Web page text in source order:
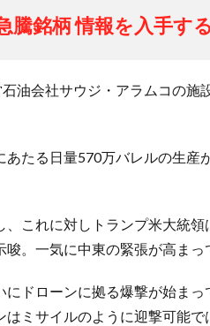
銘柄 情報を入手す
油会社サウジ・アラムコの施
たる日量570万バレルの生産
これに対しトランプ米大統
。一気に中東の緊張が高まっ
ドローンに拠る爆撃が始まっ
ミサイルのように迎撃可能